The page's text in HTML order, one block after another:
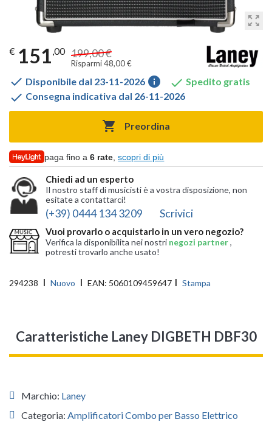
zoom_out_map
€ 151,00 199,00 €
Risparmi 48,00 €
 Disponibile dal 23-11-2026 info  Spedito gratis
 Consegna indicativa dal 26-11-2026
 Preordina
paga fino a6 rate ,scopri di più
Chiedi ad un esperto
Il nostro staff di musicisti è a vostra disposizione, non
esitate a contattarci!
(+39) 0444 134 3209 Scrivici
Vuoi provarlo o acquistarlo in un vero negozio?
Verifica la disponibilita nei nostri negozi partner,
potresti trovarlo anche usato!
294238 Nuovo EAN: 5060109459647 Stampa
Caratteristiche Laney DIGBETH DBF30
Marchio: Laney
Categoria: Amplificatori Combo per Basso Elettrico